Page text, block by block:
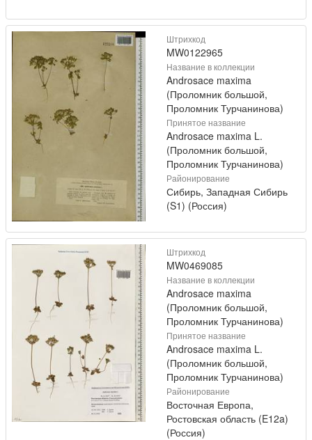
Штрихкод
MW0122965
Название в коллекции
Androsace maxima
(Проломник большой,
Проломник Турчанинова)
Принятое название
Androsace maxima L.
(Проломник большой,
Проломник Турчанинова)
Районирование
Сибирь, Западная Сибирь
(S1) (Россия)
Штрихкод
MW0469085
Название в коллекции
Androsace maxima
(Проломник большой,
Проломник Турчанинова)
Принятое название
Androsace maxima L.
(Проломник большой,
Проломник Турчанинова)
Районирование
Восточная Европа,
Ростовская область (E12a)
(Россия)